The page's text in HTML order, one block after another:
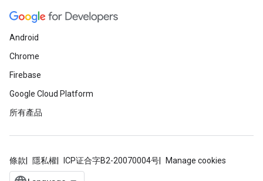
Android
Chrome
Firebase
Google Cloud Platform
所有產品
條款 隱私權 ICP证合字B2-20070004号 Manage cookies